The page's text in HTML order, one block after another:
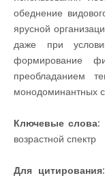
обеднение
ярусной
даже при
формирование
преобладанием
монодоминантных
Ключевые слова:
возрастной спектр
Для цитирования